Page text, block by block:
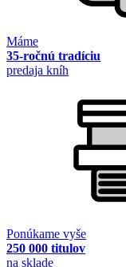
Máme
35-ročnú tradíciu
predaja kníh
Ponúkame vyše
250 000 titulov
na sklade